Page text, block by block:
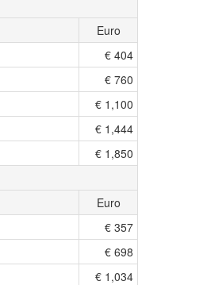
Euro
€ 404
€ 760
€ 1,100
€ 1,444
€ 1,850
Euro
€ 357
€ 698
€ 1,034